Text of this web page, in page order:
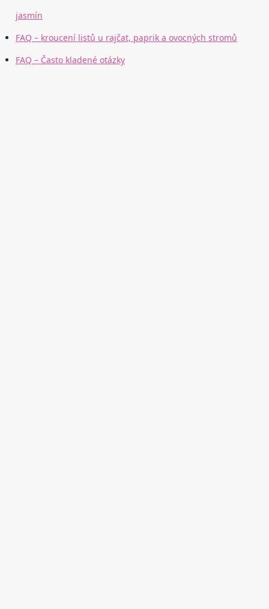
jasmín
FAQ – kroucení listů u rajčat, paprik a ovocných stromů
FAQ – Často kladené otázky